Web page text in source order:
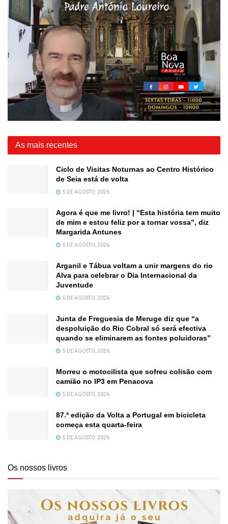
As mais recentes
Ciclo de Visitas Noturnas ao Centro Histórico
de Seia está de volta
5 DE AGOSTO, 2026
Agora é que me livro! | “Esta história tem muito
de mim e estou feliz por a tornar vossa”, diz
Margarida Antunes
5 DE AGOSTO, 2026
Arganil e Tábua voltam a unir margens do rio
Alva para celebrar o Dia Internacional da
Juventude
5 DE AGOSTO, 2026
Junta de Freguesia de Meruge diz que “a
despoluição do Rio Cobral só será efectiva
quando se eliminarem as fontes poluidoras”
5 DE AGOSTO, 2026
Morreu o motocilista que sofreu colisão com
camião no IP3 em Penacova
5 DE AGOSTO, 2026
87.ª edição da Volta a Portugal em bicicleta
começa esta quarta-feira
5 DE AGOSTO, 2026
Os nossos livros